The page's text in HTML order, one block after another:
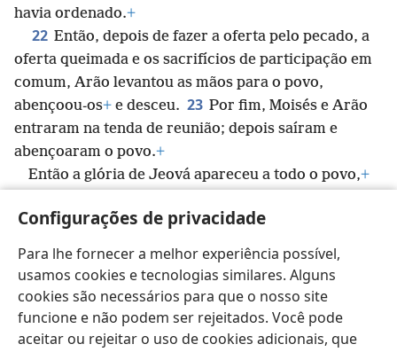
Configurações de privacidade
Para lhe fornecer a melhor experiência possível,
usamos cookies e tecnologias similares. Alguns
cookies são necessários para que o nosso site
funcione e não podem ser rejeitados. Você pode
aceitar ou rejeitar o uso de cookies adicionais, que
havia ordenado.+
22 Então, depois de fazer a oferta pelo pecado, a
oferta queimada e os sacrifícios de participação em
comum, Arão levantou as mãos para o povo,
abençoou-os+ e desceu. 23 Por fim, Moisés e Arão
entraram na tenda de reunião; depois saíram e
abençoaram o povo.+
Então a glória de Jeová apareceu a todo o povo,+
oferta queimada e os pedaços de gordura no altar.
Todo o povo viu isso; eles começaram a gritar e se
prostraram com o rosto por terra.